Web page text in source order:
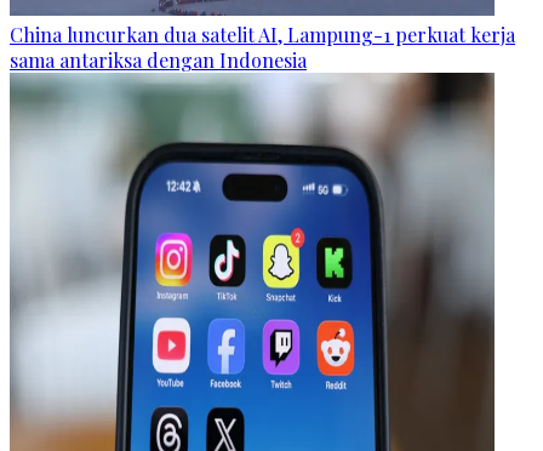
China luncurkan dua satelit AI, Lampung-1 perkuat kerja
sama antariksa dengan Indonesia